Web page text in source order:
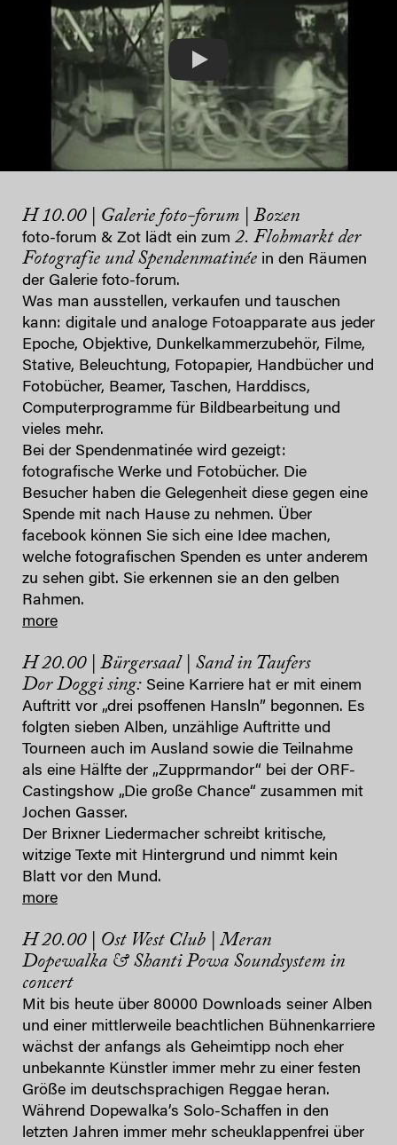
H 10.00 | Galerie foto-forum | Bozen
foto-forum & Zot lädt ein zum 2. Flohmarkt der
Fotografie und Spendenmatinée in den Räumen
der Galerie foto-forum.
Was man ausstellen, verkaufen und tauschen
kann: digitale und analoge Fotoapparate aus jeder
Epoche, Objektive, Dunkelkammerzubehör, Filme,
Stative, Beleuchtung, Fotopapier, Handbücher und
Fotobücher, Beamer, Taschen, Harddiscs,
Computerprogramme für Bildbearbeitung und
vieles mehr.
Bei der Spendenmatinée wird gezeigt:
fotografische Werke und Fotobücher. Die
Besucher haben die Gelegenheit diese gegen eine
Spende mit nach Hause zu nehmen. Über
facebook können Sie sich eine Idee machen,
welche fotografischen Spenden es unter anderem
zu sehen gibt. Sie erkennen sie an den gelben
Rahmen.
more
H 20.00 | Bürgersaal | Sand in Taufers
Dor Doggi sing: Seine Karriere hat er mit einem
Auftritt vor „drei psoffenen Hansln” begonnen. Es
folgten sieben Alben, unzählige Auftritte und
Tourneen auch im Ausland sowie die Teilnahme
als eine Hälfte der „Zupprmandor“ bei der ORF-
Castingshow „Die große Chance“ zusammen mit
Jochen Gasser.
Der Brixner Liedermacher schreibt kritische,
witzige Texte mit Hintergrund und nimmt kein
Blatt vor den Mund.
more
H 20.00 | Ost West Club | Meran
Dopewalka & Shanti Powa Soundsystem in
concert
Mit bis heute über 80000 Downloads seiner Alben
und einer mittlerweile beachtlichen Bühnenkarriere
wächst der anfangs als Geheimtipp noch eher
unbekannte Künstler immer mehr zu einer festen
Größe im deutschsprachigen Reggae heran.
Während Dopewalka’s Solo-Schaffen in den
letzten Jahren immer mehr scheuklappenfrei über